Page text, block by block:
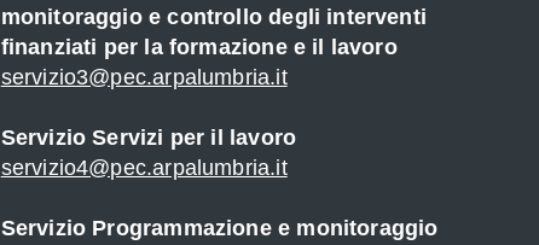
monitoraggio e controllo degli interventi
finanziati per la formazione e il lavoro
servizio3@pec.arpalumbria.it
Servizio Servizi per il lavoro
servizio4@pec.arpalumbria.it
Servizio Programmazione e monitoraggio